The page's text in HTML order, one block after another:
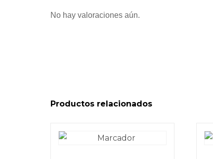
No hay valoraciones aún.
Productos relacionados